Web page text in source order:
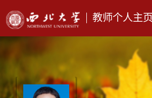
教师个人主页